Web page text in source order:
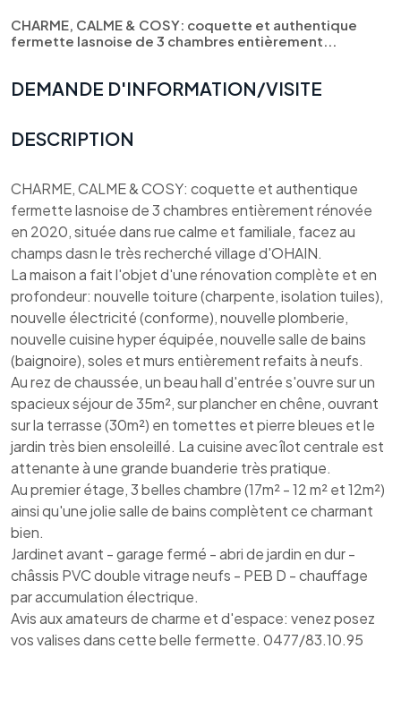
CHARME, CALME & COSY: coquette et authentique
fermette lasnoise de 3 chambres entièrement...
DEMANDE D'INFORMATION/VISITE
DESCRIPTION
CHARME, CALME & COSY: coquette et authentique
fermette lasnoise de 3 chambres entièrement rénovée
en 2020, située dans rue calme et familiale, facez au
champs dasn le très recherché village d'OHAIN.
La maison a fait l'objet d'une rénovation complète et en
profondeur: nouvelle toiture (charpente, isolation tuiles),
nouvelle électricité (conforme), nouvelle plomberie,
nouvelle cuisine hyper équipée, nouvelle salle de bains
(baignoire), soles et murs entièrement refaits à neufs.
Au rez de chaussée, un beau hall d'entrée s'ouvre sur un
spacieux séjour de 35m², sur plancher en chêne, ouvrant
sur la terrasse (30m²) en tomettes et pierre bleues et le
jardin très bien ensoleillé. La cuisine avec îlot centrale est
attenante à une grande buanderie très pratique.
Au premier étage, 3 belles chambre (17m² - 12 m² et 12m²)
ainsi qu'une jolie salle de bains complètent ce charmant
bien.
Jardinet avant - garage fermé - abri de jardin en dur -
châssis PVC double vitrage neufs - PEB D - chauffage
par accumulation électrique.
Avis aux amateurs de charme et d'espace: venez posez
vos valises dans cette belle fermette. 0477/83.10.95